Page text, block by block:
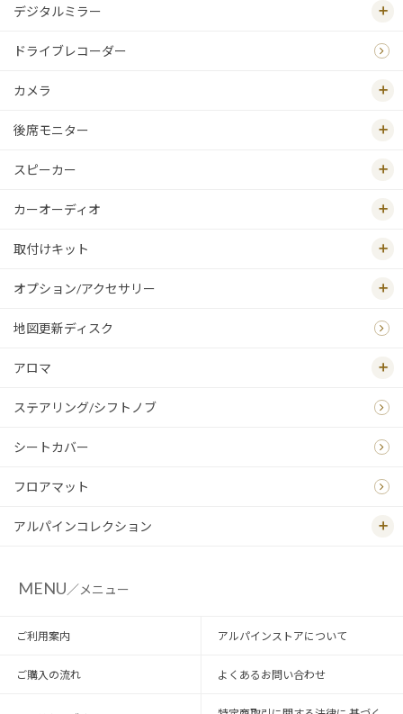
デジタルミラー
ドライブレコーダー
カメラ
後席モニター
スピーカー
カーオーディオ
取付けキット
オプション/アクセサリー
地図更新ディスク
アロマ
ステアリング/シフトノブ
シートカバー
フロアマット
アルパインコレクション
MENU／メニュー
ご利用案内 アルパインストアについて
ご購入の流れ よくあるお問い合わせ